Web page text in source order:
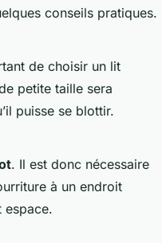
conseils pratiques.
de choisir un lit
petite taille sera
puisse se blottir.
. Il est donc nécessaire
à un endroit
espace.